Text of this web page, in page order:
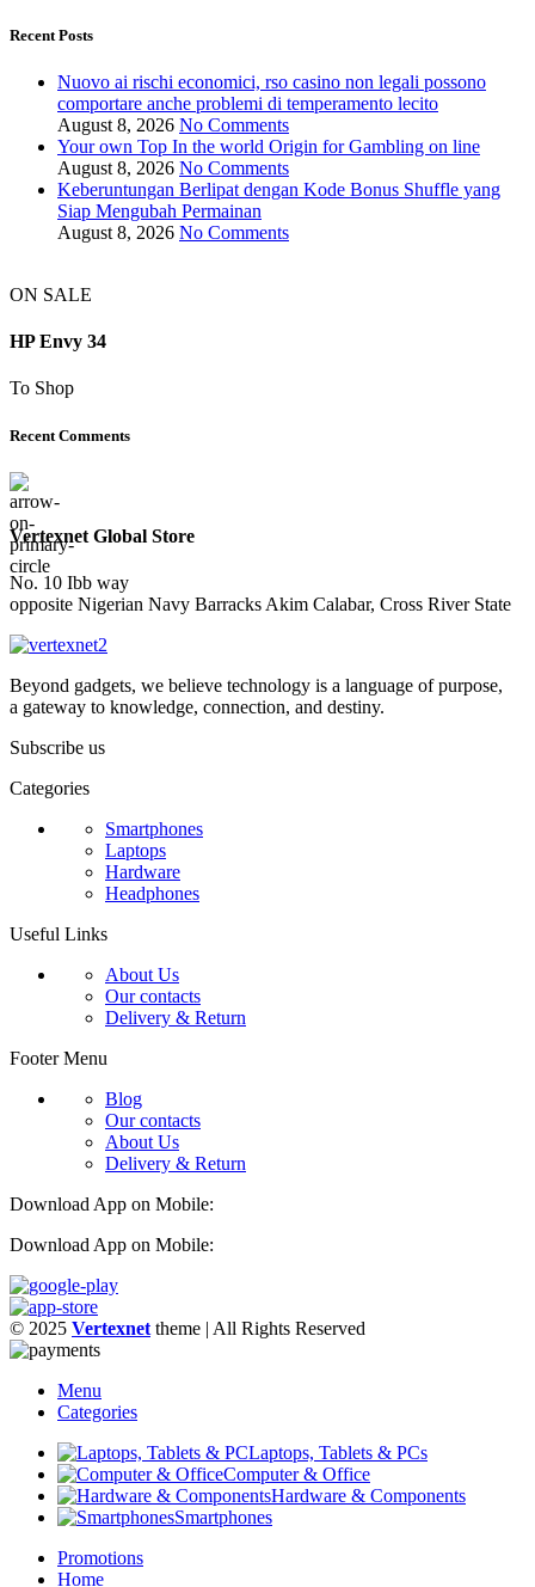
Recent Posts
Nuovo ai rischi economici, rso casino non legali possono
comportare anche problemi di temperamento lecito
August 8, 2026 No Comments
Your own Top In the world Origin for Gambling on line
August 8, 2026 No Comments
Keberuntungan Berlipat dengan Kode Bonus Shuffle yang
Siap Mengubah Permainan
August 8, 2026 No Comments
ON SALE
HP Envy 34
To Shop
Recent Comments
Vertexnet Global Store
No. 10 Ibb way
opposite Nigerian Navy Barracks Akim Calabar, Cross River State
Beyond gadgets, we believe technology is a language of purpose,
a gateway to knowledge, connection, and destiny.
Subscribe us
Categories
Smartphones
Laptops
Hardware
Headphones
Useful Links
About Us
Our contacts
Delivery & Return
Footer Menu
Blog
Our contacts
About Us
Delivery & Return
Download App on Mobile:
Download App on Mobile:
© 2025 Vertexnet theme | All Rights Reserved
Menu
Categories
Laptops, Tablets & PCs
Computer & Office
Hardware & Components
Smartphones
Promotions
Home